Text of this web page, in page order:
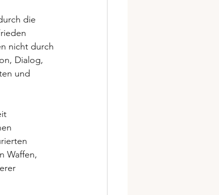
die
nicht durch
Dialog,
und
Waffen,